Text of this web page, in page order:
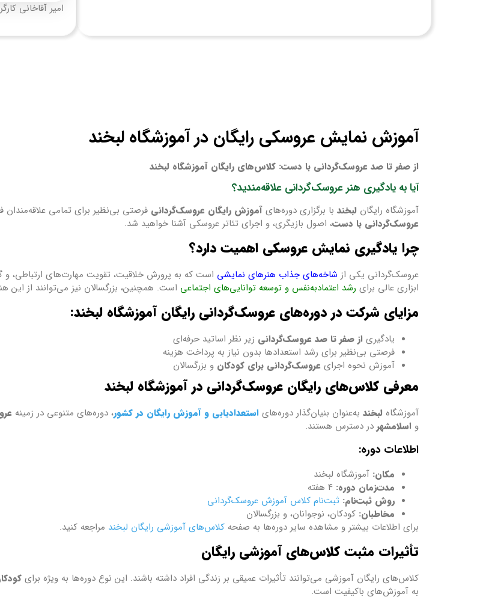
امیر آقاخانی
آموزش نمایش عروسکی رایگان در آموزشگاه لبخند
از صفر تا صد عروسک‌گردانی با دست: کلاس‌های رایگان آموزشگاه لبخند
آیا به یادگیری هنر عروسک‌گردانی علاقه‌مندید؟
آموزشگاه رایگان لبخند با برگزاری دوره‌های آموزش رایگان عروسک‌گردانی فرصتی بی‌نظیر برای تمامی
عروسک‌گردانی با دست، اصول بازیگری، و اجرای تئاتر عروسکی آشنا خواهید شد.
چرا یادگیری نمایش عروسکی اهمیت دارد؟
عروسک‌گردانی یکی از شاخه‌های جذاب هنرهای نمایشی است که به پرورش خلاقیت، تقویت مهارت‌های ارتباطی،
ابزاری عالی برای رشد اعتمادبه‌نفس و توسعه توانایی‌های اجتماعی است. همچنین، بزرگسالان نیز می‌توانند از این
مزایای شرکت در دوره‌های عروسک‌گردانی رایگان آموزشگاه لبخند:
یادگیری از صفر تا صد عروسک‌گردانی زیر نظر اساتید حرفه‌ای
فرصتی بی‌نظیر برای رشد استعدادها بدون نیاز به پرداخت هزینه
آموزش نحوه اجرای عروسک‌گردانی برای کودکان و بزرگسالان
معرفی کلاس‌های رایگان عروسک‌گردانی در آموزشگاه لبخند
آموزشگاه لبخند به‌عنوان بنیان‌گذار دوره‌های استعدادیابی و آموزش رایگان در کشور، دوره‌های متنوعی در زمینه
و اسلامشهر در دسترس هستند.
اطلاعات دوره:
مکان: آموزشگاه لبخند
مدت‌زمان دوره:
روش ثبت‌نام: ثبت‌نام کلاس آموزش عروسک‌گردانی
مخاطبان: کودکان، نوجوانان، و بزرگسالان
برای اطلاعات بیشتر و مشاهده سایر دوره‌ها به صفحه کلاس‌های آموزشی رایگان لبخند مراجعه کنید.
تأثیرات مثبت کلاس‌های آموزشی رایگان
کلاس‌های رایگان آموزشی می‌توانند تأثیرات عمیقی بر زندگی افراد داشته باشند. این نوع دوره‌ها به ویژه برای
به آموزش‌های باکیفیت است.